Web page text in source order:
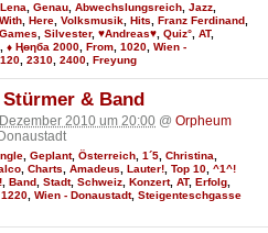
Lena, Genau, Abwechslungsreich, Jazz,
, Here, Volksmusik, Hits, Franz Ferdinand,
Games, Silvester, ♥Andreas♥, Quiz°, AT,
, ♦ Ңөηба 2000, From, 1020, Wien -
, 2310, 2400, Freyung
& Band
2010 um 20:00 @ Orpheum
Geplant, Österreich 1´5 Christina
Charts Amadeus Lauter! Top 10 ^1^!
Band Stadt, Schweiz Konzert, AT, Erfolg
1220 Wien - Donaustadt, Steigenteschgasse